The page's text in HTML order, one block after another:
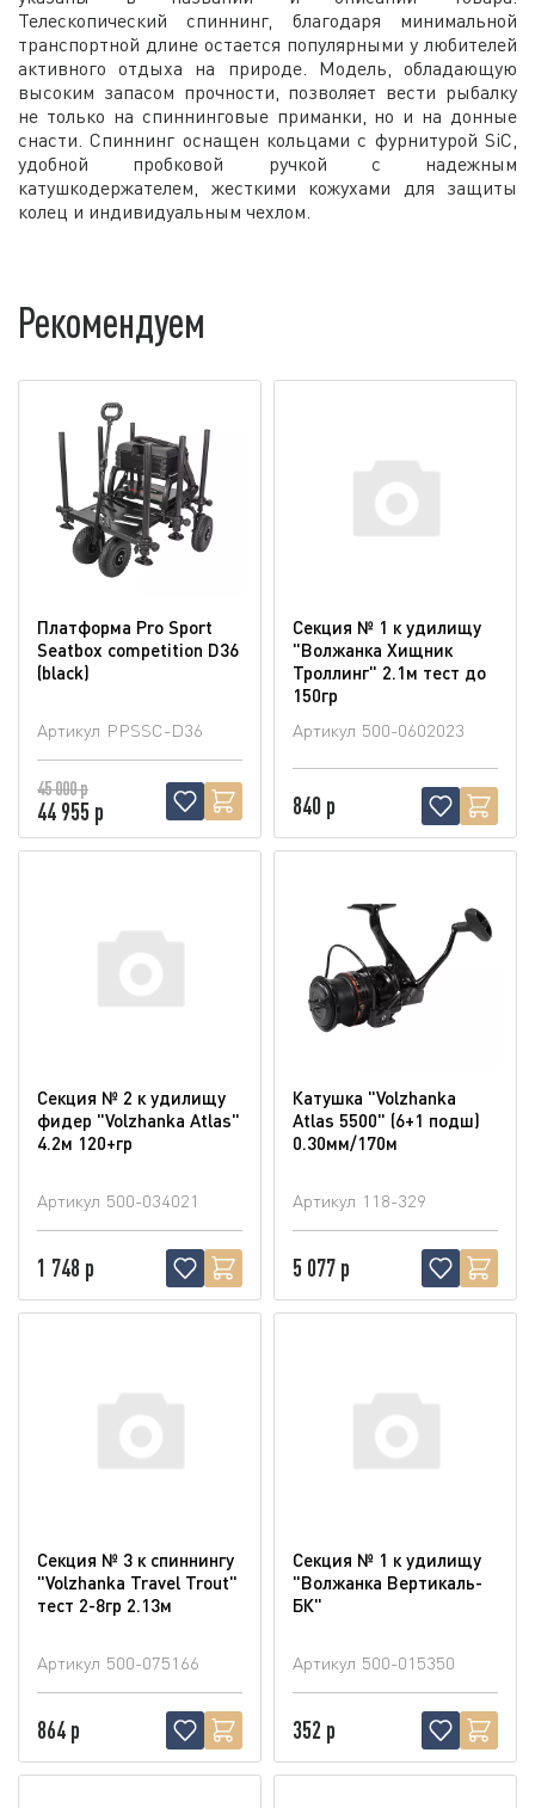
Телескопический спиннинг, благодаря минимальной
транспортной длине остается популярными у любителей
активного отдыха на природе. Модель, обладающую
высоким запасом прочности, позволяет вести рыбалку
не только на спиннинговые приманки, но и на донные
снасти. Спиннинг оснащен кольцами с фурнитурой SiC,
удобной пробковой ручкой с надежным
катушкодержателем, жесткими кожухами для защиты
колец и индивидуальным чехлом.
Рекомендуем
Платформа Pro Sport
Seatbox competition D36
(blaсk)
Артикул PPSSC-D36
45 000 р
44 955 р
Секция № 1 к удилищу
"Волжанка Хищник
Троллинг" 2.1м тест до
150гр
Артикул 500-0602023
840 р
Секция № 2 к удилищу
фидер "Volzhanka Atlas"
4.2м 120+гр
Артикул 500-034021
1 748 р
Катушка "Volzhanka
Atlas 5500" (6+1 подш)
0.30мм/170м
Артикул 118-329
5 077 р
Секция № 3 к спиннингу
"Volzhanka Travel Trout"
тест 2-8гр 2.13м
Артикул 500-075166
864 р
Секция № 1 к удилищу
"Волжанка Вертикаль-
БК"
Артикул 500-015350
352 р